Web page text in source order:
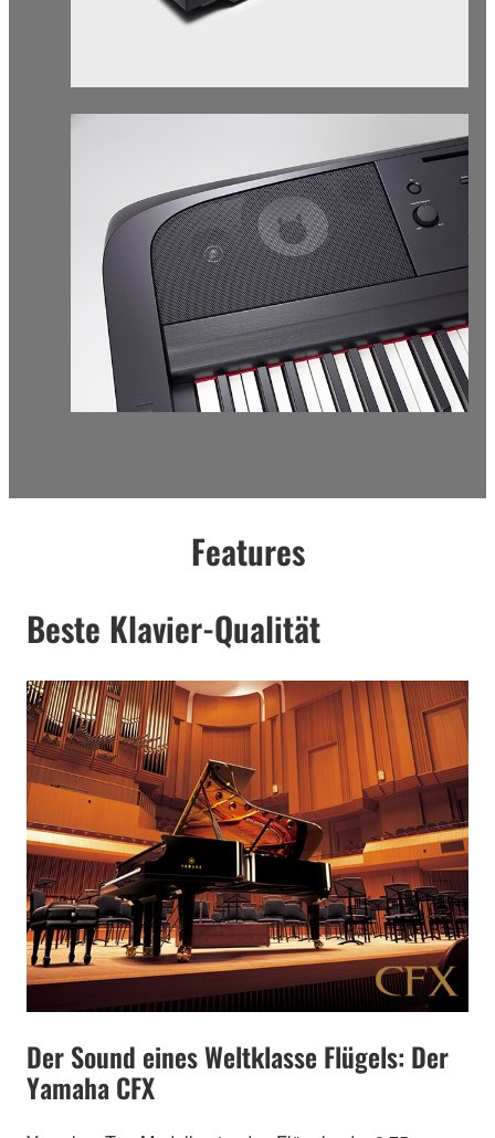
Features
Beste Klavier-Qualität
Der Sound eines Weltklasse Flügels: Der
Yamaha CFX